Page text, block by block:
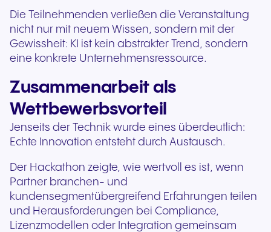
Die Teilnehmenden verließen die Veranstaltung
nicht nur mit neuem Wissen, sondern mit der
Gewissheit: KI ist kein abstrakter Trend, sondern
eine konkrete Unternehmensressource.
Zusammenarbeit als
Wettbewerbsvorteil
Jenseits der Technik wurde eines überdeutlich:
Echte Innovation entsteht durch Austausch.
Der Hackathon zeigte, wie wertvoll es ist, wenn
Partner branchen- und
kundensegmentübergreifend Erfahrungen teilen
und Herausforderungen bei Compliance,
Lizenzmodellen oder Integration gemeinsam